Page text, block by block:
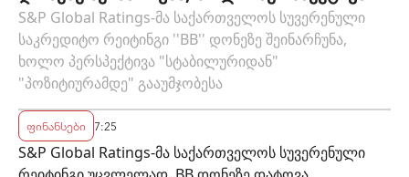
"სტაბილურიდან" "პოზიტიურამდე"
გააუმჯობესა
S&P Global Ratings-მა საქართველოს სუვერენული
საკრედიტო რეიტინგი ''BB'' დონეზე შეინარჩუნა,
ხოლო პერსპექტივა "სტაბილურიდან"
"პოზიტიურამდე" გააუმჯობესა
ფინანსები 7:25
S&P Global Ratings-მა საქართველოს სუვერენული